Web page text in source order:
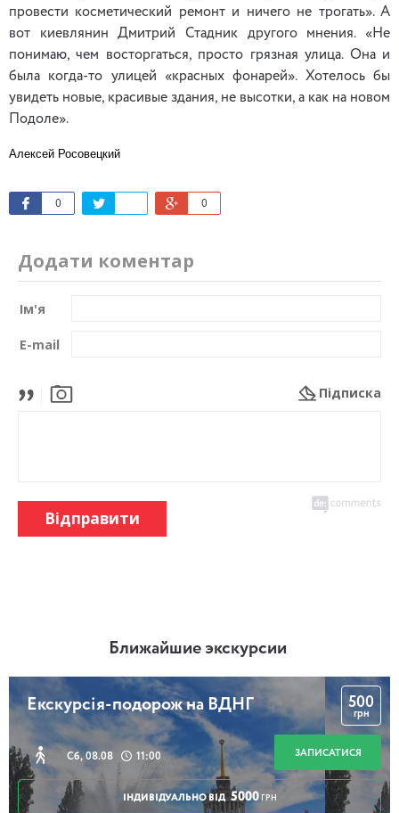
провести косметический ремонт и ничего не трогать». А
вот киевлянин Дмитрий Стадник другого мнения. «Не
понимаю, чем восторгаться, просто грязная улица. Она и
была когда-то улицей «красных фонарей». Хотелось бы
увидеть новые, красивые здания, не высотки, а как на новом
Подоле».
Алексей Росовецкий
0 0
Додати коментар
Ім'я
E-mail
Підписка
Відправити
Ближайшие экскурсии
Екскурсія-подорож на ВДНГ
Сб, 08.08 11:00
500
грн
ЗАПИСАТИСЯ
ІНДИВІДУАЛЬНО ВІД 5000 ГРН